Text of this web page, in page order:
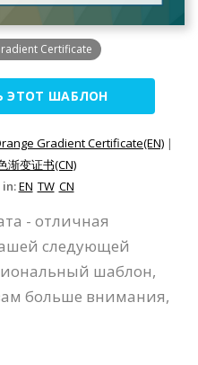
Certificate
ЭТОТ ШАБЛОН
Gradient Certificate(EN) |
渐变证书(CN)
in:EN TW CN
- отличная
следующей
шаблон,
больше внимания,